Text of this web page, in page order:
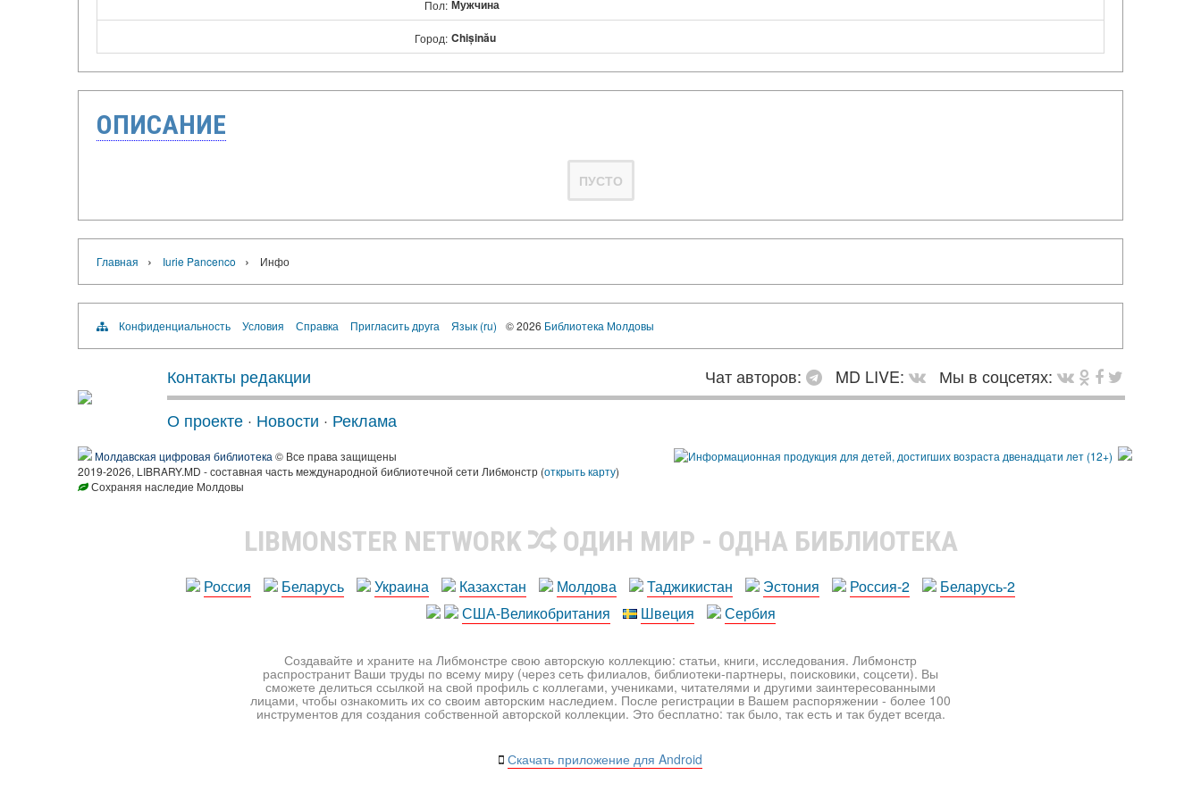
Пол: Мужчина
Город: Chișinău
ОПИСАНИЕ
ПУСТО
Главная › Iurie Pancenco › Инфо
Конфиденциальность Условия Справка Пригласить друга Язык (ru) © 2026 Библиотека Молдовы
Контакты редакции Чат авторов: MD LIVE:
Мы в соцсетях:
О проекте · Новости · Реклама
Молдавская цифровая библиотека © Все права защищены
2019-2026, LIBRARY.MD - составная часть международной библиотечной сети Либмонстр (открыть карту)
Сохраняя наследие Молдовы
LIBMONSTER NETWORK ОДИН МИР - ОДНА БИБЛИОТЕКА
Россия Беларусь Украина Казахстан Молдова Таджикистан Эстония Россия-2
Беларусь-2
США-Великобритания
Швеция Сербия
Создавайте и храните на Либмонстре свою авторскую коллекцию: статьи, книги, исследования. Либмонстр
распространит Ваши труды по всему миру (через сеть филиалов, библиотеки-партнеры, поисковики, соцсети). Вы
сможете делиться ссылкой на свой профиль с коллегами, учениками, читателями и другими заинтересованными
лицами, чтобы ознакомить их со своим авторским наследием. После регистрации в Вашем распоряжении - более 100
инструментов для создания собственной авторской коллекции. Это бесплатно: так было, так есть и так будет всегда.
Скачать приложение для Android